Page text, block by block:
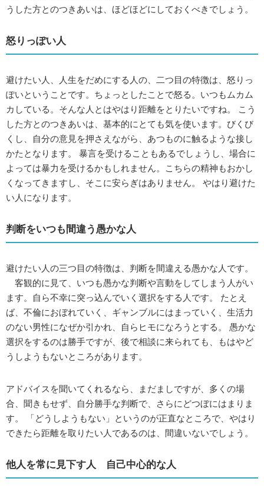
うした方とのつきあいは、ほどほどにしておくべきでしょう。
怒りっぽい人
避けたい人、人生をだめにする人の、二つ目の特徴は、怒りっ
ぽいということです。ちょっとしたことで怒る。いつもムカム
カしている。そんな人とはやはり距離をとりたいですね。 こう
した方とのつきあいは、基本的にとても気を使います。びくび
くし、自分の意見を押さえながら、あつものに触るような接し
かたとなります。 暴言を受けることもあるでしょうし、場合に
よっては暴力を受けるかもしれません。こちらの精神もおかし
くなってきますし、そこに安らぎはありません。 やはり避けた
い人になります。
判断をいつも間違う愚かな人
避けたい人の三つ目の特徴は、判断を間違える愚かな人です。
客観的に見て、いつも愚かな判断や言動をしてしまう人がい
ます。自ら不幸に突っ込んでいく選択をする人です。 たとえ
ば、不倫におぼれていく、ギャンブルにはまっていく、生活力
のない男性になぜか引かれ、自らヒモになろうとする。 愚かな
選択をするのは勝手ですが、後で相談に来られても、もはやど
うしようもないところがあります。
アドバイスを聞いてくれるなら、まだましですが、多くの場
合、聞きもせず、自分勝手な判断で、さらにどつぼにはまりま
す。 「どうしようもない」というのが正直なところで、やはり
できたら距離を取りたい人であるのは、間違いないでしょう。
他人を常に見下す人 自己中心的な人